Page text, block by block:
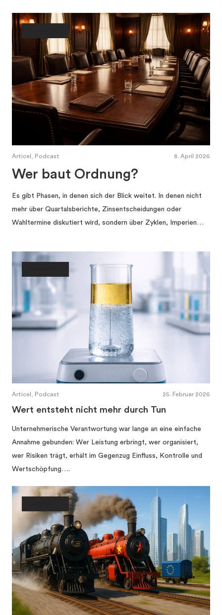
Articel, Podcast 8. April 2026
Wer baut Ordnung?
Es gibt Phasen, in denen sich der Blick weitet. In denen nicht
mehr über Quartalsberichte, Zinsentscheidungen oder
Wahltermine diskutiert wird, sondern über Zyklen, Imperien…
Articel, Podcast 25. Februar 2026
Wert entsteht nicht mehr durch Tun
Unternehmerische Verantwortung war lange an eine einfache
Annahme gebunden: Wer Leistung erbringt, wer organisiert,
wer Risiken trägt, erhält im Gegenzug Einfluss, Kontrolle und
Wertschöpfung….